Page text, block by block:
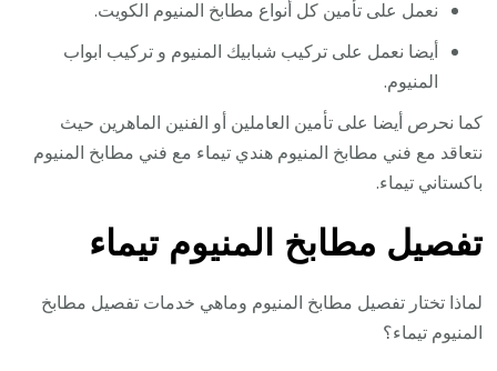
نعمل على تأمين كل أنواع مطابخ المنيوم الكويت.
أيضا نعمل على تركيب شبابيك المنيوم و تركيب ابواب
المنيوم.
كما نحرص أيضا على تأمين العاملين أو الفنين الماهرين حيث
نتعاقد مع فني مطابخ المنيوم هندي تيماء مع فني مطابخ المنيوم
باكستاني تيماء.
تفصيل مطابخ المنيوم تيماء
لماذا تختار تفصيل مطابخ المنيوم وماهي خدمات تفصيل مطابخ
المنيوم تيماء؟